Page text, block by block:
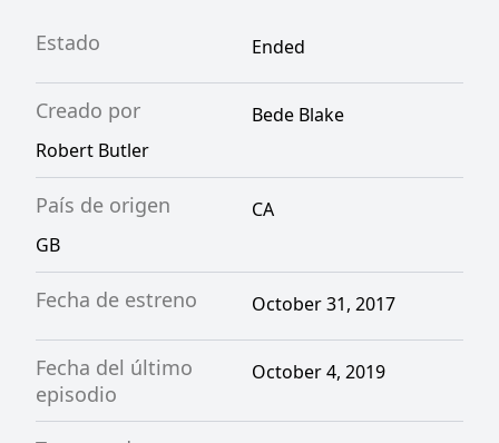
Estado Ended
Creado por
Bede Blake
Robert Butler
País de origen
CA
GB
Fecha de estreno October 31, 2017
Fecha del último
episodio
October 4, 2019